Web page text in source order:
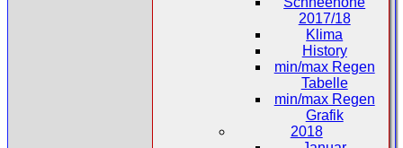
2017/18
Klima
History
min/max Regen
Tabelle
min/max Regen
Grafik
2018